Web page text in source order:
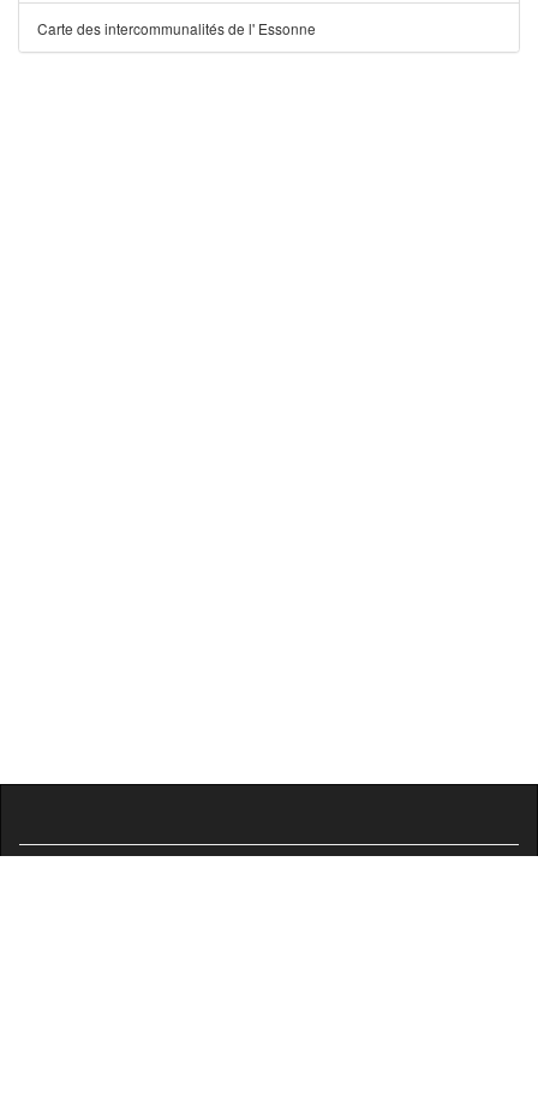
Carte des intercommunalités de l' Essonne